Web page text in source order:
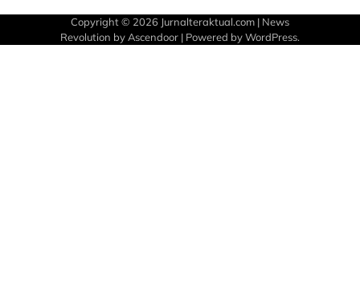
Copyright © 2026 Jurnalteraktual.com | News
Revolution by Ascendoor | Powered byWordPress.